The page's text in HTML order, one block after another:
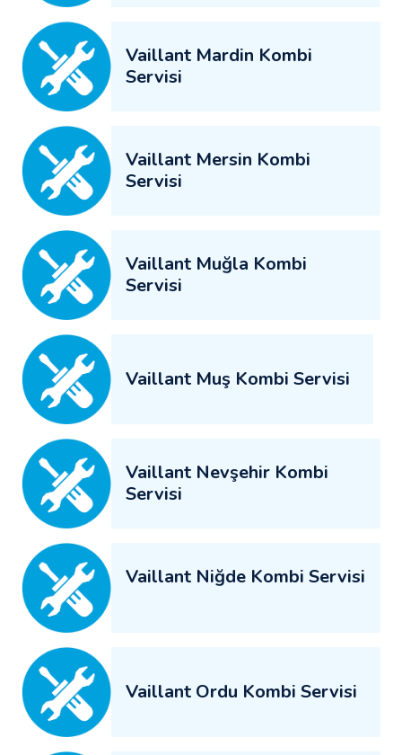
Vaillant Mardin Kombi
Servisi
Vaillant Mersin Kombi
Servisi
Vaillant Muğla Kombi
Servisi
Vaillant Muş Kombi Servisi
Vaillant Nevşehir Kombi
Servisi
Vaillant Niğde Kombi Servisi
Vaillant Ordu Kombi Servisi